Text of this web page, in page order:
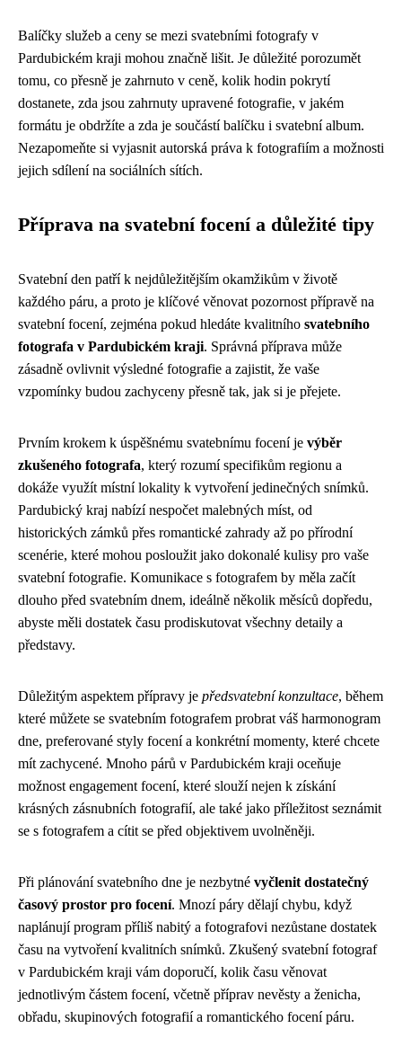
Balíčky služeb a ceny se mezi svatebními fotografy v
Pardubickém kraji mohou značně lišit. Je důležité porozumět
tomu, co přesně je zahrnuto v ceně, kolik hodin pokrytí
dostanete, zda jsou zahrnuty upravené fotografie, v jakém
formátu je obdržíte a zda je součástí balíčku i svatební album.
Nezapomeňte si vyjasnit autorská práva k fotografiím a možnosti
jejich sdílení na sociálních sítích.
Příprava na svatební focení a důležité tipy
Svatební den patří k nejdůležitějším okamžikům v životě
každého páru, a proto je klíčové věnovat pozornost přípravě na
svatební focení, zejména pokud hledáte kvalitního svatebního
fotografa v Pardubickém kraji. Správná příprava může
zásadně ovlivnit výsledné fotografie a zajistit, že vaše
vzpomínky budou zachyceny přesně tak, jak si je přejete.
Prvním krokem k úspěšnému svatebnímu focení je výběr
zkušeného fotografa, který rozumí specifikům regionu a
dokáže využít místní lokality k vytvoření jedinečných snímků.
Pardubický kraj nabízí nespočet malebných míst, od
historických zámků přes romantické zahrady až po přírodní
scenérie, které mohou posloužit jako dokonalé kulisy pro vaše
svatební fotografie. Komunikace s fotografem by měla začít
dlouho před svatebním dnem, ideálně několik měsíců dopředu,
abyste měli dostatek času prodiskutovat všechny detaily a
představy.
Důležitým aspektem přípravy je předsvatební konzultace, během
které můžete se svatebním fotografem probrat váš harmonogram
dne, preferované styly focení a konkrétní momenty, které chcete
mít zachycené. Mnoho párů v Pardubickém kraji oceňuje
možnost engagement focení, které slouží nejen k získání
krásných zásnubních fotografií, ale také jako příležitost seznámit
se s fotografem a cítit se před objektivem uvolněněji.
Při plánování svatebního dne je nezbytné vyčlenit dostatečný
časový prostor pro focení. Mnozí páry dělají chybu, když
naplánují program příliš nabitý a fotografovi nezůstane dostatek
času na vytvoření kvalitních snímků. Zkušený svatební fotograf
v Pardubickém kraji vám doporučí, kolik času věnovat
jednotlivým částem focení, včetně příprav nevěsty a ženicha,
obřadu, skupinových fotografií a romantického focení páru.